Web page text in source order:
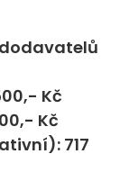
Kč
Kč
717